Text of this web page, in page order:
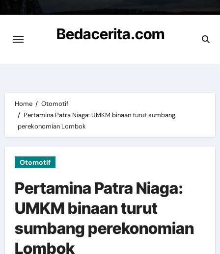
content
Bedacerita.com
Home
Otomotif
Pertamina Patra Niaga: UMKM binaan turut sumbang
perekonomian Lombok
Otomotif
Pertamina Patra Niaga:
UMKM binaan turut
sumbang perekonomian
Lombok